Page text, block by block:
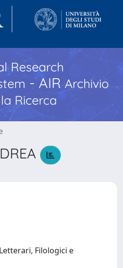
Research
- AIR Archivio
Ricerca
Filologici e